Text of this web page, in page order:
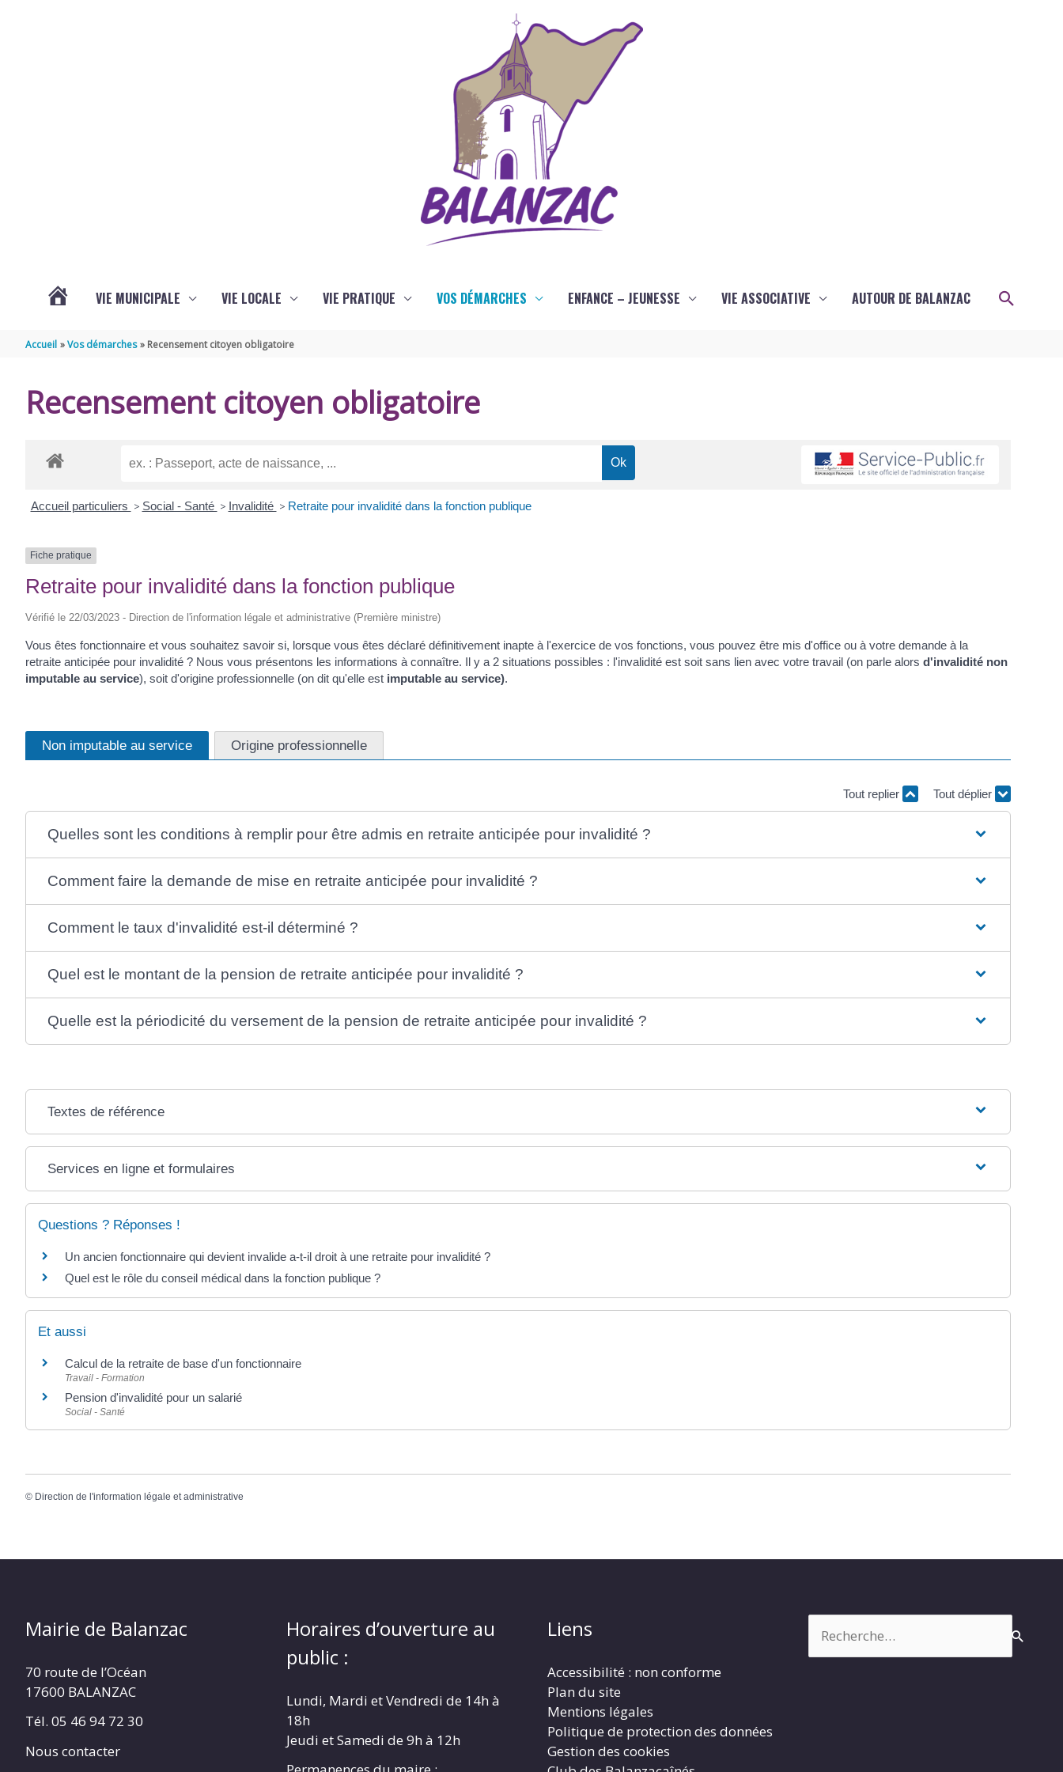
VIE MUNICIPALE VIE LOCALE VIE PRATIQUE VOS DÉMARCHES ENFANCE – JEUNESSE VIE ASSOCIATIVE AUTOUR DE BALANZAC
Accueil Vos démarches Recensement citoyen obligatoire
Recensement citoyen obligatoire
Accueil particuliers > Social - Santé > Invalidité > Retraite pour invalidité dans la fonction publique
Fiche pratique
Retraite pour invalidité dans la fonction publique
Vérifié le 22/03/2023 - Direction de l'information légale et administrative (Première ministre)
Vous êtes fonctionnaire et vous souhaitez savoir si, lorsque vous êtes déclaré définitivement inapte à l'exercice de vos fonctions, vous pouvez être mis d'office ou à votre demande à la
retraite anticipée pour invalidité ? Nous vous présentons les informations à connaître. Il y a 2 situations possibles : l'invalidité est soit sans lien avec votre travail (on parle alors d'invalidité non
imputable au service), soit d'origine professionnelle (on dit qu'elle est imputable au service).
Non imputable au service Origine professionnelle
Tout replier Tout déplier
Quelles sont les conditions à remplir pour être admis en retraite anticipée pour invalidité ?
Comment faire la demande de mise en retraite anticipée pour invalidité ?
Comment le taux d'invalidité est-il déterminé ?
Quel est le montant de la pension de retraite anticipée pour invalidité ?
Quelle est la périodicité du versement de la pension de retraite anticipée pour invalidité ?
Textes de référence
Services en ligne et formulaires
Questions ? Réponses !
Un ancien fonctionnaire qui devient invalide a-t-il droit à une retraite pour invalidité ?
Quel est le rôle du conseil médical dans la fonction publique ?
Et aussi
Calcul de la retraite de base d'un fonctionnaire
Travail - Formation
Pension d'invalidité pour un salarié
Social - Santé
© Direction de l'information légale et administrative
Mairie de Balanzac
70 route de l’Océan
17600 BALANZAC
Tél. 05 46 94 72 30
Nous contacter
Horaires d’ouverture au
public :
Lundi, Mardi et Vendredi de 14h à
18h
Jeudi et Samedi de 9h à 12h
Liens
Accessibilité : non conforme
Plan du site
Mentions légales
Politique de protection des données
Gestion des cookies